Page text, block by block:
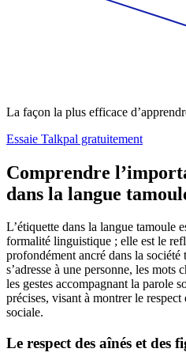
La façon la plus efficace
Essaie Talkpal gratuitement
Comprendre
dans la langue
L’étiquette dans la langue tamoule
formalité linguistique ; elle est le
profondément ancré dans la
s’adresse à une personne, les
les gestes accompagnant la parole
précises, visant à montrer le
sociale.
Le respect des aînés et des